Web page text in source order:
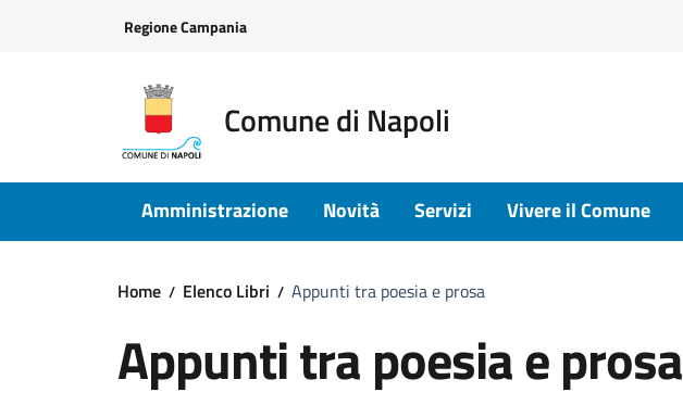
Regione Campania
Comune di Napoli
Amministrazione Novità Servizi Vivere il Comune
Home Elenco Libri Appunti tra poesia e prosa
Appunti tra poesia e prosa